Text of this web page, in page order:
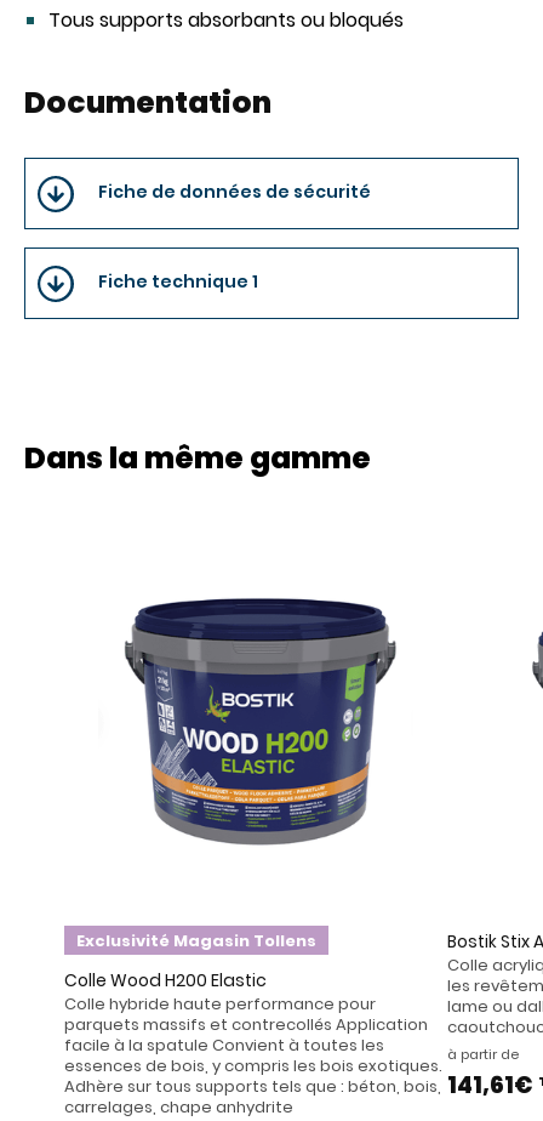
Tous supports absorbants ou bloqués
Documentation
Fiche de données de sécurité
Fiche technique 1
Dans la même gamme
Exclusivité Magasin Tollens
Colle Wood H200 Elastic
Colle hybride haute performance pour
parquets massifs et contrecollés Application
facile à la spatule Convient à toutes les
essences de bois, y compris les bois exotiques.
Adhère sur tous supports tels que : béton, bois,
carrelages, chape anhydrite
Bostik Stix
Colle
les
lame ou
à partir de
141,61€